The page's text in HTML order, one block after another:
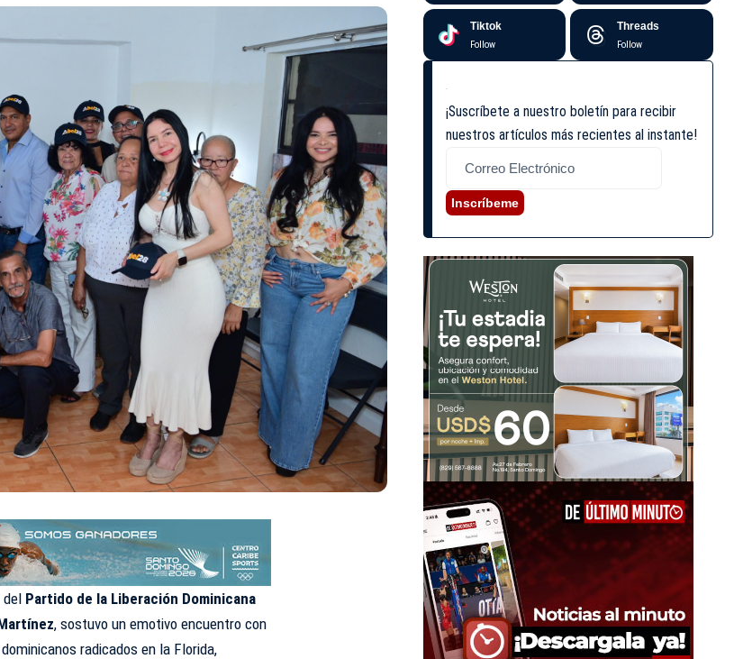
del Partido de la Liberación Dominicana
, sostuvo un emotivo encuentro con
radicados en la Florida,
Tiktok
Follow
Threads
Follow
¡Suscríbete a nuestro boletín para recibir
nuestros artículos más recientes al instante!
Inscríbeme